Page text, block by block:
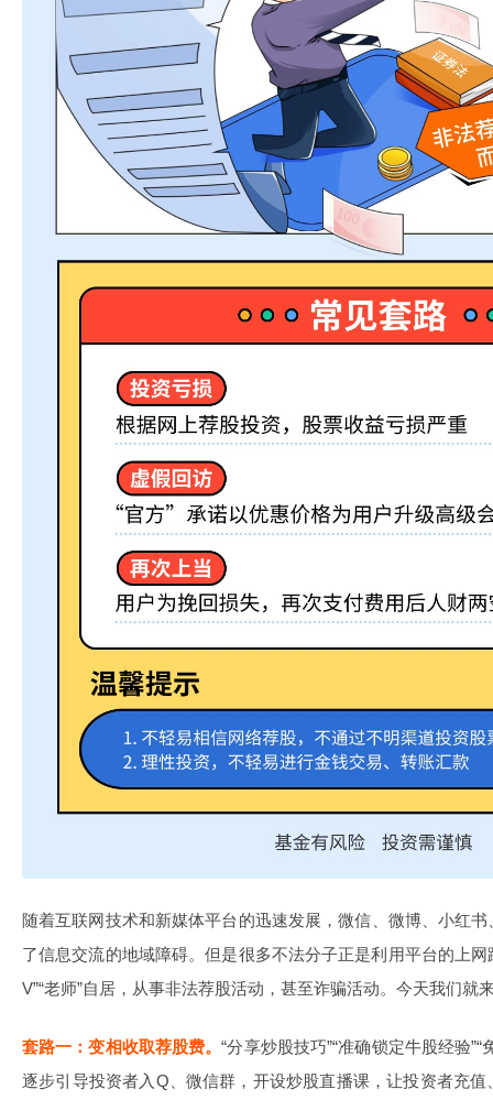
随着互联网技术和新媒体平台的迅速发展，微信、微博、小红
了信息交流的地域障碍。但是很多不法分子正是利用平台的上网
V”“老师”自居，从事非法荐股活动，甚至诈骗活动。今天我们就
套路一：变相收取荐股费。“分享炒股技巧”“准确锁定牛股经验
逐步引导投资者入Q、微信群，开设炒股直播课，让投资者充